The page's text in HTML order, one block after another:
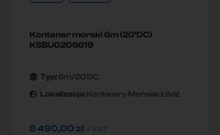
Kontener morski 6m (20’DC)
KSBU0206619
Typ: 6m/20'DC
Lokallzacja: Kontenery Morskie Łódź
8 490,00zł